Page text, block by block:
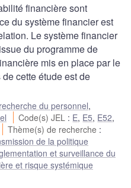
financière sont
du système financier est
Le système financier
du programme de
mis en place par le
cette étude est de
du personnel,
Code(s) JEL : E, E5, E52,
Thème(s) de recherche :
de la politique
et surveillance du
et risque systémique